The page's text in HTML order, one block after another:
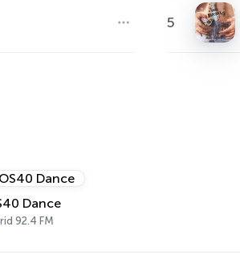
5
Dance
92.4 FM